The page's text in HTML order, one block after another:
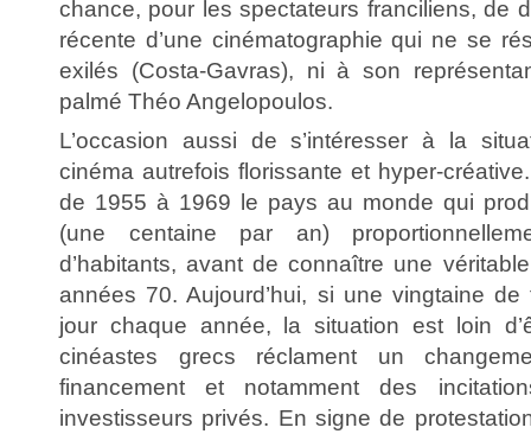
chance, pour les spectateurs franciliens, de
récente d’une cinématographie qui ne se
exilés (Costa-Gavras), ni à son
palmé Théo Angelopoulos.
L’occasion aussi de s’intéresser à la
cinéma autrefois florissante et hyper-
de 1955 à 1969 le pays au monde qui
(une centaine par an)
d’habitants, avant de connaître une
années 70. Aujourd’hui, si une vingtaine de
jour chaque année, la situation est loin
cinéastes grecs réclament un
financement et notamment des
investisseurs privés. En signe de